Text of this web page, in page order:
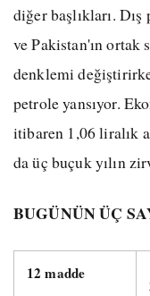
diğer başlıkları.
ve Pakistan'ın ortak
denklemi
petrole yansıyor.
itibaren 1,06 liralık
da üç buçuk yılın
BUGÜNÜN ÜÇ
12 madde